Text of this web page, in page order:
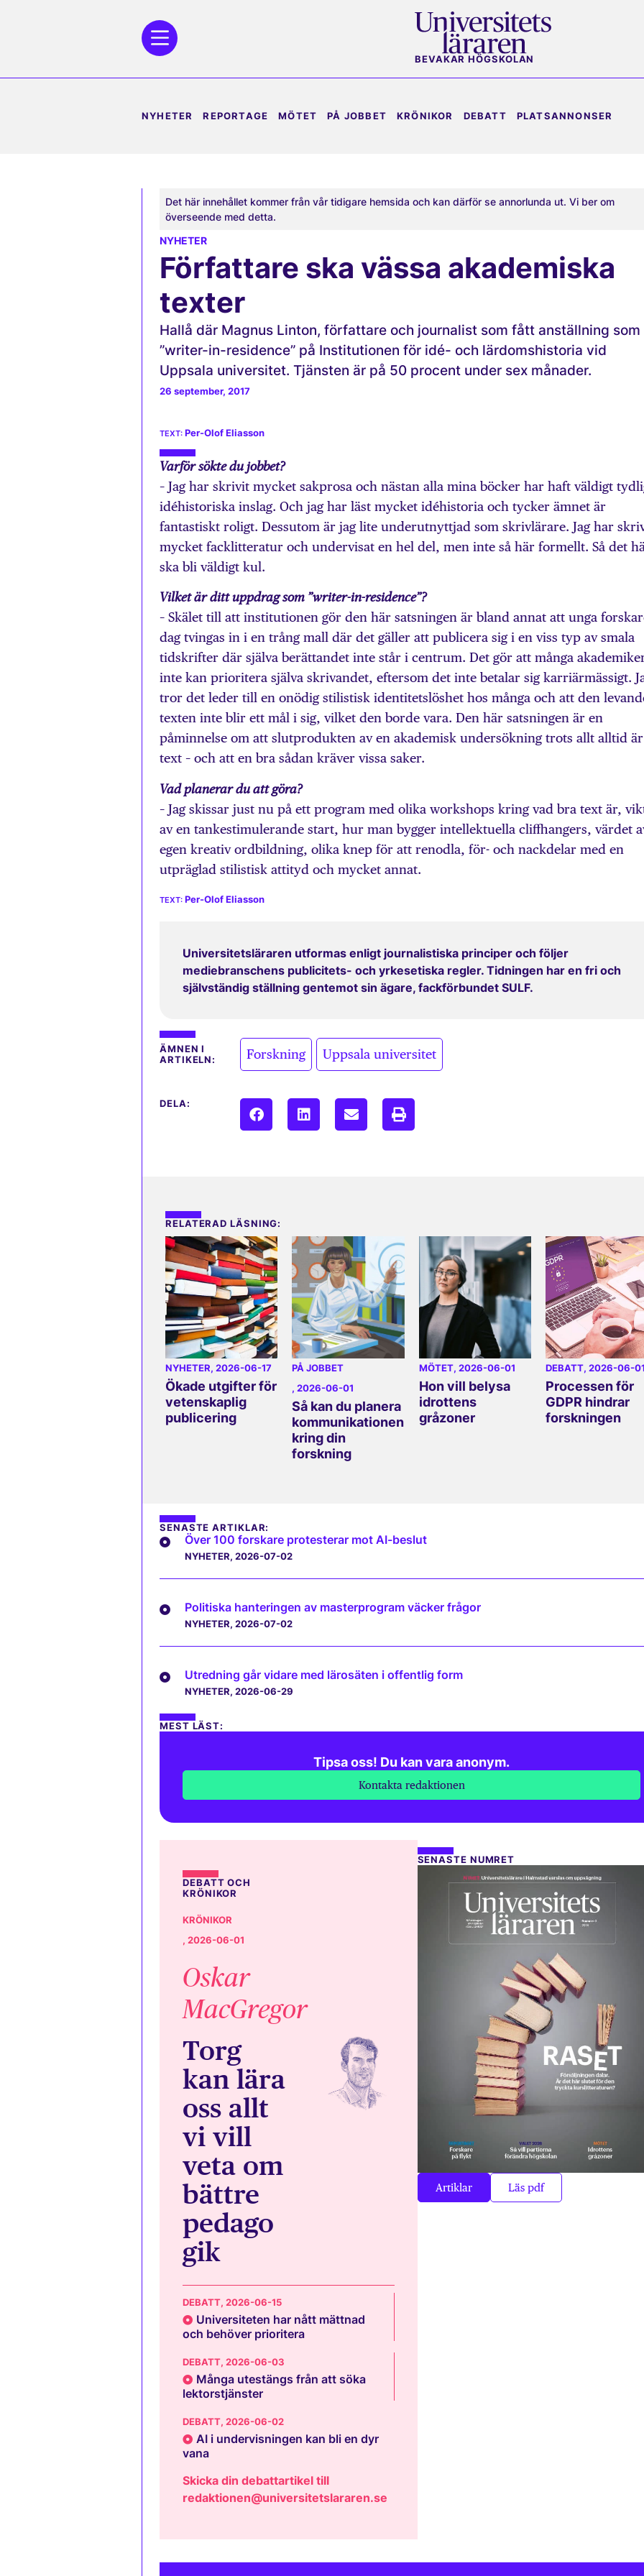
BEVAKAR HÖGSKOLAN
NYHETER REPORTAGE MÖTET PÅ JOBBET KRÖNIKOR DEBATT PLATSANNONSER
Det här innehållet kommer från vår tidigare hemsida och kan därför se annorlunda ut. Vi ber om
överseende med detta.
NYHETER
Författare ska vässa akademiska
texter
Hallå där Magnus Linton, författare och journalist som fått anställning som
”writer-in-residence” på Institutionen för idé- och lärdomshistoria vid
Uppsala universitet. Tjänsten är på 50 procent under sex månader.
26 september, 2017
Per-Olof Eliasson
Varför sökte du jobbet?
– Jag har skrivit mycket sakprosa och nästan alla mina böcker har haft väldigt
idéhistoriska inslag. Och jag har läst mycket idéhistoria och tycker ämnet är
fantastiskt roligt. Dessutom är jag lite underutnyttjad som skrivlärare. Jag har
mycket facklitteratur och undervisat en hel del, men inte så här formellt. Så det
ska bli väldigt kul.
Vilket är ditt uppdrag som ”writer-in-residence”?
– Skälet till att institutionen gör den här satsningen är bland annat att unga
dag tvingas in i en trång mall där det gäller att publicera sig i en viss typ av smala
tidskrifter där själva berättandet inte står i centrum. Det gör att många
inte kan prioritera själva skrivandet, eftersom det inte betalar sig karriärmässigt.
tror det leder till en onödig stilistisk identitetslöshet hos många och att den
texten inte blir ett mål i sig, vilket den borde vara. Den här satsningen är en
påminnelse om att slutprodukten av en akademisk undersökning trots allt alltid
text – och att en bra sådan kräver vissa saker.
Vad planerar du att göra?
– Jag skissar just nu på ett program med olika workshops kring vad bra text är,
av en tankestimulerande start, hur man bygger intellektuella cliffhangers, värdet
egen kreativ ordbildning, olika knep för att renodla, för- och nackdelar med en
utpräglad stilistisk attityd och mycket annat.
Per-Olof Eliasson
Universitetsläraren utformas enligt journalistiska principer och följer
mediebranschens publicitets- och yrkesetiska regler. Tidningen har en fri och
självständig ställning gentemot sin ägare, fackförbundet SULF.
ÄMNEN I
ARTIKELN:
Forskning Uppsala universitet
DELA:
RELATERAD LÄSNING:
NYHETER, 2026-06-17
Ökade utgifter för
vetenskaplig
publicering
PÅ JOBBET
, 2026-06-01
Så kan du planera
kommunikationen
kring din
forskning
MÖTET, 2026-06-01
Hon vill belysa
idrottens
gråzoner
DEBATT, 2026-06-
Processen för
GDPR hindrar
forskningen
SENASTE ARTIKLAR:
Över 100 forskare protesterar mot AI-beslut
NYHETER, 2026-07-02
Politiska hanteringen av masterprogram väcker frågor
NYHETER, 2026-07-02
Utredning går vidare med lärosäten i offentlig form
NYHETER, 2026-06-29
MEST LÄST:
Tipsa oss! Du kan vara anonym.
Kontakta redaktionen
DEBATT OCH
KRÖNIKOR
KRÖNIKOR
, 2026-06-01
Oskar
MacGregor
Torg
kan lära
oss allt
vi vill
veta om
bättre
pedago
gik
DEBATT, 2026-06-15
Universiteten har nått mättnad
och behöver prioritera
DEBATT, 2026-06-03
Många utestängs från att söka
lektorstjänster
DEBATT, 2026-06-02
AI i undervisningen kan bli en dyr
vana
Skicka din debattartikel till
redaktionen@universitetslararen.se
SENASTE NUMRET
Artiklar Läs pdf